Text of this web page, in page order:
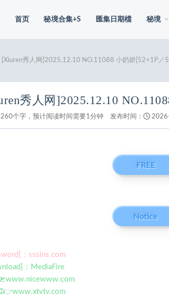
首页 秘境合集+S 匯集日期檔 秘境
[Xiuren秀人网]2025.12.10 NO.11088 小奶娇[52+1P／
秀人网]2025.12.10
个字，预计阅读时间需要1分钟 发布时间：
FREE
Notice
：sssins.com
：MediaFire